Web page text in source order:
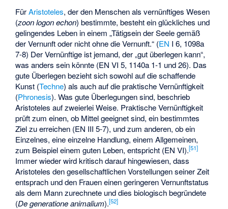
FürAristoteles, der den Menschen als vernünftiges Wesen
(zoon logon echon) bestimmte, besteht ein glückliches und
gelingendes Leben in einem „Tätigsein der Seele gemäß
der Vernunft oder nicht ohne die Vernunft.“ (EN I 6, 1098a
7-8) Der Vernünftige ist jemand, der „gut überlegen kann“,
was anders sein könnte (EN VI 5, 1140a 1-1 und 26). Das
gute Überlegen bezieht sich sowohl auf die schaffende
Kunst (Techne) als auch auf die praktische Vernünftigkeit
(Phronesis). Was gute Überlegungen sind, beschrieb
Aristoteles auf zweierlei Weise. Praktische Vernünftigkeit
prüft zum einen, ob Mittel geeignet sind, ein bestimmtes
Ziel zu erreichen (EN III 5-7), und zum anderen, ob ein
Einzelnes, eine einzelne Handlung, einem Allgemeinen,
zum Beispiel einem guten Leben, entspricht (EN VI).[51]
Immer wieder wird kritisch darauf hingewiesen, dass
Aristoteles den gesellschaftlichen Vorstellungen seiner Zeit
entsprach und den Frauen einen geringeren Vernunftstatus
als dem Mann zurechnete und dies biologisch begründete
(De generatione animalium).[52]